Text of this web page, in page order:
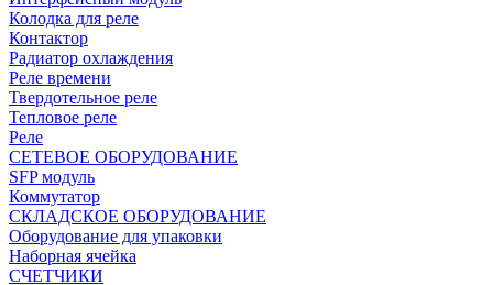
Колодка для реле
Контактор
Радиатор охлаждения
Реле времени
Твердотельное реле
Тепловое реле
Реле
СЕТЕВОЕ ОБОРУДОВАНИЕ
SFP модуль
Коммутатор
СКЛАДСКОЕ ОБОРУДОВАНИЕ
Оборудование для упаковки
Наборная ячейка
СЧЕТЧИКИ